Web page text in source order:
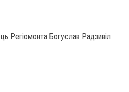
Регіомонта Богуслав Радзивіл